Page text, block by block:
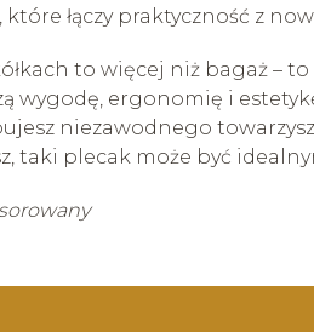
które łączy praktyczność z
to więcej niż bagaż –
wygodę, ergonomię i
niezawodnego
taki plecak może być